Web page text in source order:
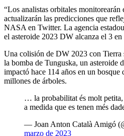
“Los analistas orbitales
actualizarán las predicciones que
NASA en Twitter. La agencia
el asteroide 2023 DW alcanza el 3 en
Una colisión de DW 2023 con Tierra
la bomba de Tunguska, un asteroide
impactó hace 114 años en un bosque
millones de árboles.
… la probabilitat és molt
a medida que es tenen més
— Joan Anton Català Amigó
marzo de 2023